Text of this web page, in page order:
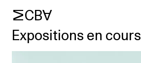
MCBA
Expositions en cours